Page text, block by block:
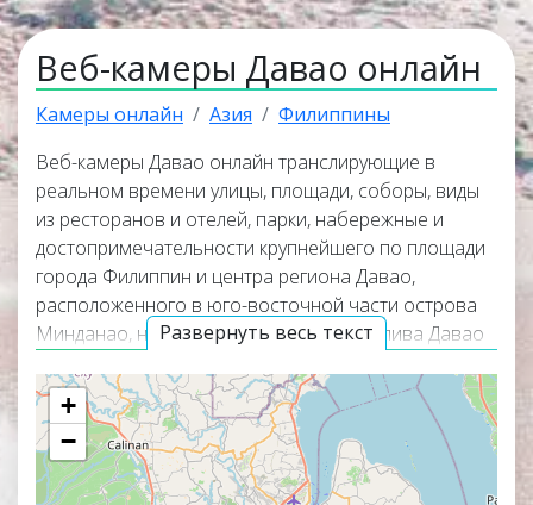
Веб-камеры Давао онлайн
Камеры онлайн Азия Филиппины
Развернуть весь текст
Веб-камеры Давао онлайн транслирующие в
реальном времени улицы, площади, соборы, виды
из ресторанов и отелей, парки, набережные и
достопримечательности крупнейшего по площади
города Филиппин и центра региона Давао,
расположенного в юго-восточной части острова
Минданао, на берегу одноименного залива Давао
панорамные виды города, окружающую его
природу и помогут узнать актуальную погоду в
Давао прямо сейчас из любой точки мира. Веб-
камеры работают в прямом эфире, а некоторые из
+
−